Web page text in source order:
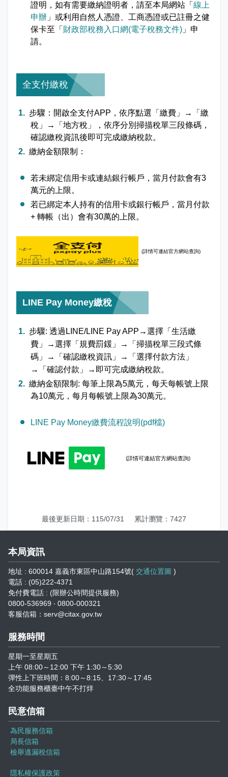
證明，如有需要繳納證明者，請至本局網站「 線上
申辦 」或利用自然人憑證、工商憑證或已註冊之健
保卡至「 財政部稅務入口網(電子稅務文件) 」申
請。
全支付繳稅
步驟：開啟全支付APP，依序點選「繳費」→「繳
稅」→「地方稅」，依序分別掃描稅單三段條碼，
確認繳稅資訊後即可完成繳納稅款。
繳納金額限制：
若未綁定信用卡或連結銀行帳戶，當月付款會有3
萬元的上限。
若已綁定本人持有的信用卡或銀行帳戶，當月付款
+ 轉帳（出）會有30萬的上限。
(詳情可連結官方網站查詢)
LINE Pay Money繳稅
步驟: 透過LINE/LINE Pay APP→選擇 「生活繳
費 」 →選擇 「規費罰鍰 」 → 「掃描稅單三段式條
碼 」 → 「確認繳稅資訊 」 → 「選擇付款方法 」
→ 「確認付款 」
→即可完成繳納稅款。
繳納金額限制: 每筆上限為5萬元，每天每帳號上限
為10萬元，每月每帳號上限為30萬元。
LINE Pay Money繳費流程說明(pdf檔)
(詳情可連結官方網站查詢)
最後更新日期：115/07/31 累計瀏覽：7427
本局資訊
地址 : 600014 嘉義市東區中山路154號( 交通位置圖 )
電話 : (05)222-4371
免付費電話 : (限辦公時間提供服務)
0800-536969 ‧ 0800-000321
客服信箱：serv@citax.gov.tw
服務時間
星期一至星期五
上午 08:00～12:00 下午 1:30～5:30
彈性上下班時間：8:00～8:15、17:30～17:45
全功能服務櫃臺中午不打烊
民意信箱
為民服務信箱
局長信箱
檢舉逃漏稅信箱
隱私權保護政策